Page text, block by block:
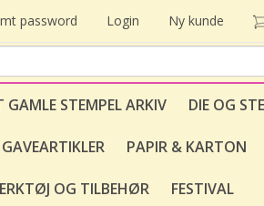
password Login Ny kunde
GAMLE STEMPEL ARKIV DIE OG
PAPIR & KARTON
OG TILBEHØR FESTIVAL